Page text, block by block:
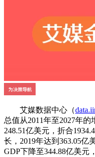
艾媒数据中心（
总值从2011年至2027年
248.51亿美元，折合
长，2019年达到363.05亿
GDP下降至344.88亿美元